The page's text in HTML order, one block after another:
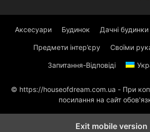
Аксесуари Будинок Дачні будинки
Предмети інтер’єру Своїми
Запитання-Відповіді
© https://houseofdream.com.ua - При
посилання на сайт
Exit mobile version